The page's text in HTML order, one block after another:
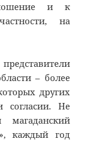
и к
на
– более
других
Не
магаданский
каждый год